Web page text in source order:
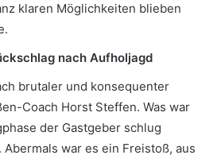
klaren Möglichkeiten blieben
nach Aufholjagd
brutaler und konsequenter
Coach Horst Steffen. Was war
der Gastgeber schlug
war es ein Freistoß, aus